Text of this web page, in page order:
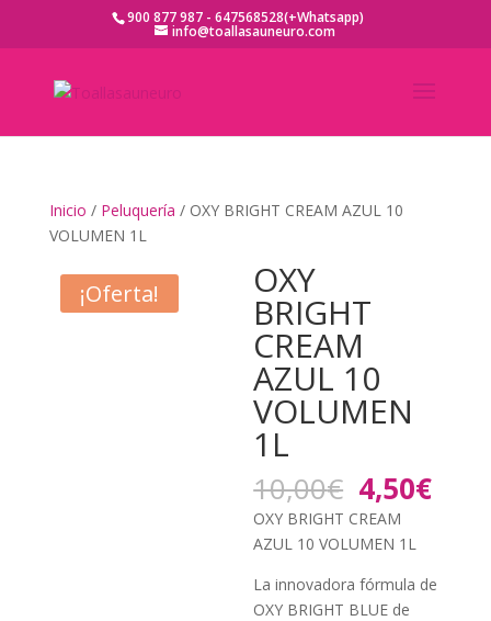
900 877 987 - 647568528(+Whatsapp)
info@toallasauneuro.com
Inicio / Peluquería / OXY BRIGHT CREAM AZUL 10
VOLUMEN 1L
¡Oferta! OXY
BRIGHT
CREAM
AZUL 10
VOLUMEN
1L
10,00€ El
precio
original
era:
10,00€.
4,50€El
OXY BRIGHT CREAM
AZUL 10 VOLUMEN 1L
La innovadora fórmula de
OXY BRIGHT BLUE de